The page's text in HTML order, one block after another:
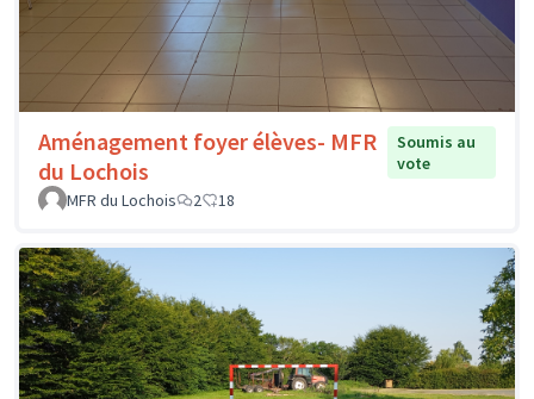
Aménagement foyer élèves- MFR
du Lochois
Soumis au
vote
MFR du Lochois
2 18